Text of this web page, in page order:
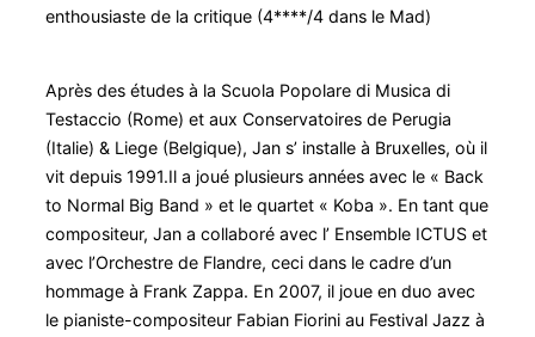
enthousiaste de la critique (4****/4 dans le Mad)
Après des études à la Scuola Popolare di Musica di
Testaccio (Rome) et aux Conservatoires de Perugia
(Italie) & Liege (Belgique), Jan s’ installe à Bruxelles, où il
vit depuis 1991.Il a joué plusieurs années avec le « Back
to Normal Big Band » et le quartet « Koba ». En tant que
compositeur, Jan a collaboré avec l’ Ensemble ICTUS et
avec l’Orchestre de Flandre, ceci dans le cadre d’un
hommage à Frank Zappa. En 2007, il joue en duo avec
le pianiste-compositeur Fabian Fiorini au Festival Jazz à